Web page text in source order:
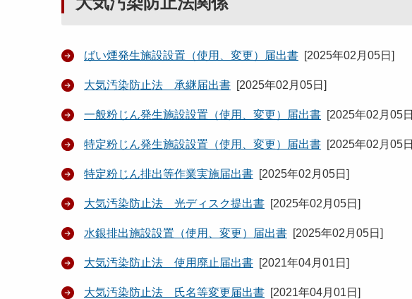
ばい煙発生施設設置（使用、変更）届出書 [2025年02月05日 ]
大気汚染防止法 承継届出書 [2025年02月05日 ]
一般粉じん発生施設設置（使用、変更）届出書 [2025年02月05日
特定粉じん発生施設設置（使用、変更）届出書 [2025年02月05日
特定粉じん排出等作業実施届出書 [2025年02月05日 ]
大気汚染防止法 光ディスク提出書 [2025年02月05日 ]
水銀排出施設設置（使用、変更）届出書 [2025年02月05日 ]
大気汚染防止法 使用廃止届出書 [2021年04月01日 ]
大気汚染防止法 氏名等変更届出書 [2021年04月01日 ]